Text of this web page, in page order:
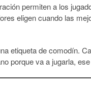
permiten a los
eligen cuando las
etiqueta de comodín.
porque va a jugarla,